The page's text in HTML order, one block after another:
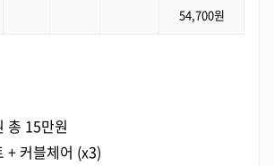
54,700원
총 15만원
+ 커블체어 (x3)